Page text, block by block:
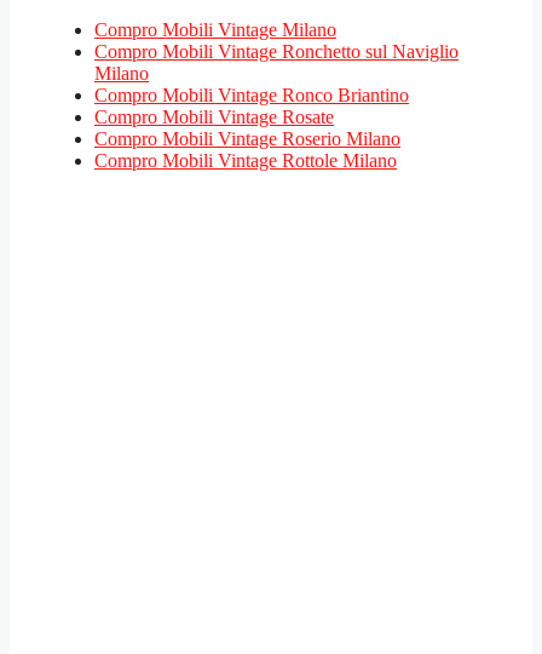
Compro Mobili Vintage Milano
Compro Mobili Vintage Ronchetto sul Naviglio
Milano
Compro Mobili Vintage Ronco Briantino
Compro Mobili Vintage Rosate
Compro Mobili Vintage Roserio Milano
Compro Mobili Vintage Rottole Milano